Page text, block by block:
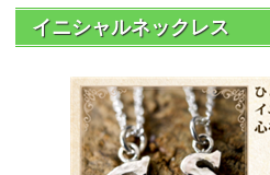
イニシャルネックレス